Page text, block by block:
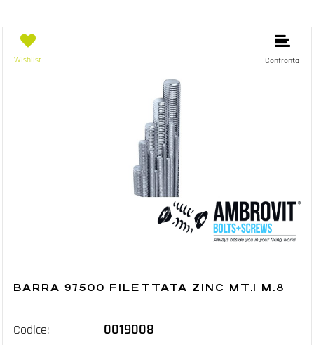
Wishlist Confronta
BARRA 97500 FILETTATA ZINC MT.1 M.8
Codice: 0019008